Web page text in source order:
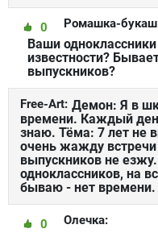
Ромaшка-
0
Ваши
известности?
выпускников?
Free-Art: Демон: Я в
времени. Каждый
знаю. Тёма: 7 лет не
очень жажду
выпускников не
одноклассников, на
бываю - нет
Олечка:
0